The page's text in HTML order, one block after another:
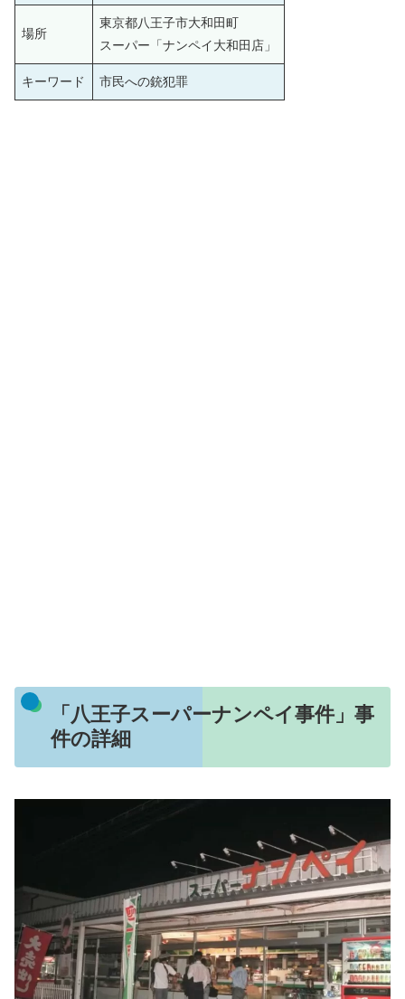
場所
東京都八王子市大和田町
スーパー「ナンペイ大和田店」
キーワード 市民への銃犯罪
「八王子スーパーナンペイ事件」事
件の詳細